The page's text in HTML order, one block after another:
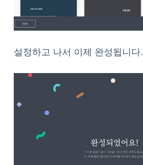
설정하고 나서 이제 완성됩니다.